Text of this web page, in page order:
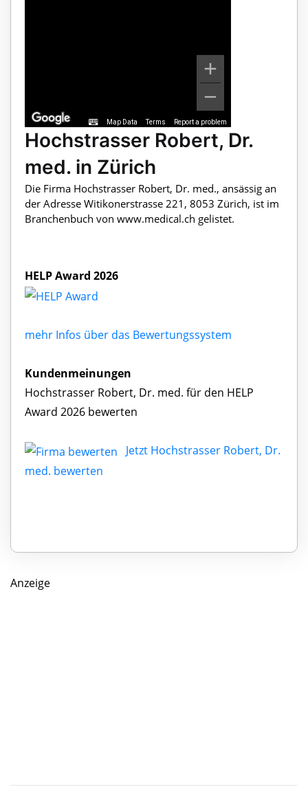
Map Data Terms Report a problem
Hochstrasser Robert, Dr.
med. in Zürich
Die Firma Hochstrasser Robert, Dr. med., ansässig an
der Adresse Witikonerstrasse 221, 8053 Zürich, ist im
Branchenbuch von www.medical.ch gelistet.
HELP Award 2026
mehr Infos über das Bewertungssystem
Kundenmeinungen
Hochstrasser Robert, Dr. med. für den HELP
Award 2026 bewerten
Jetzt Hochstrasser Robert, Dr.
med. bewerten
Anzeige